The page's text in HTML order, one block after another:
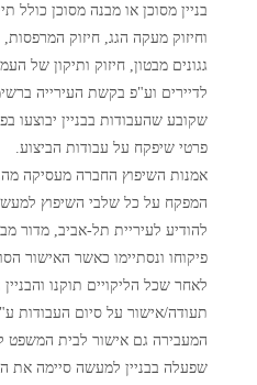
בניין מסוכן או מבנה מסוכן כולל
וחיזוק מעקה הגג, חיזוק המרפסות,
גגונים מבטון, חיזוק ותיקון של
לדיירים וע"פ בקשת העירייה
שקובע שהעבודות בבניין יבוצעו
פרטי שיפקח על עבודות הביצוע.
אמנות השיפוץ החברה מעסיקה
המפקח על כל שלבי השיפוץ
להודיע לעיריית תל-אביב, מדור
פיקוחו ונסתיימו כאשר האישור
לאחר שכל הליקויים תוקנו
תעודה/אישור על סיום העבודות
המעבירה גם אישור לבית המשפט